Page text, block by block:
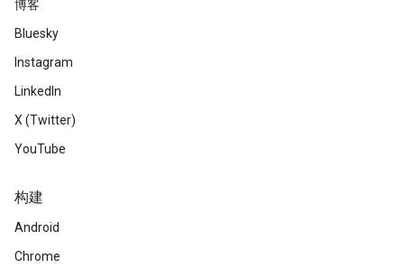
博客
Bluesky
Instagram
LinkedIn
X (Twitter)
YouTube
构建
Android
Chrome